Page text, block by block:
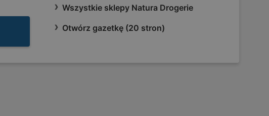
Wszystkie sklepy Natura Drogerie
Otwórz gazetkę (20 stron)